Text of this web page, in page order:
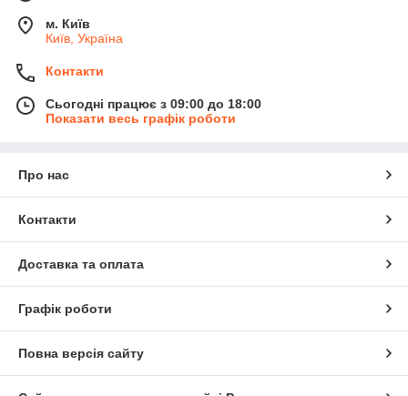
м. Київ
Київ, Україна
Контакти
Сьогодні працює з 09:00 до 18:00
Показати весь графік роботи
Про нас
Контакти
Доставка та оплата
Графік роботи
Повна версія сайту